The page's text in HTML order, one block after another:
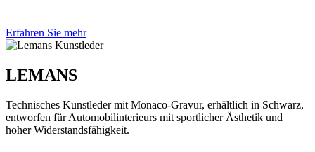
Erfahren Sie mehr
LEMANS
Technisches Kunstleder mit Monaco-Gravur, erhältlich in Schwarz,
entworfen für Automobilinterieurs mit sportlicher Ästhetik und
hoher Widerstandsfähigkeit.